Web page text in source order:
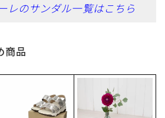
レのサンダル一覧はこちら
商品